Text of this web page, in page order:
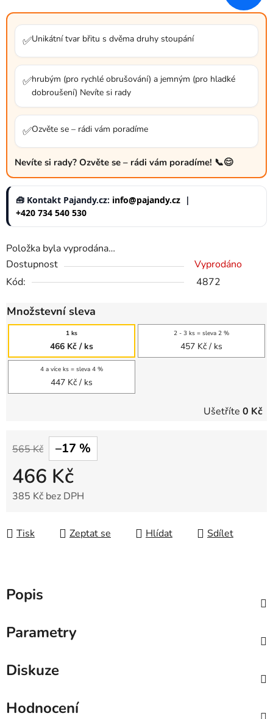
✅Unikátní tvar břitu s dvěma druhy stoupání
✅hrubým (pro rychlé obrušování) a jemným (pro hladké
dobroušení) Nevíte si rady
✅Ozvěte se – rádi vám poradíme
Nevíte si rady? Ozvěte se – rádi vám poradíme! 📞😊
🧰 Kontakt Pajandy.cz: info@pajandy.cz |
+420 734 540 530
Položka byla vyprodána…
Dostupnost
Vyprodáno
Kód:
4872
Množstevní sleva
1 ks
466 Kč / ks
2 - 3 ks = sleva 2 %
457 Kč / ks
4 a více ks = sleva 4 %
447 Kč / ks
Ušetříte 0 Kč
565 Kč –17 %
466 Kč
385 Kč bez DPH
Tisk
Zeptat se Hlídat Sdílet
Popis
Parametry
Diskuze
Hodnocení